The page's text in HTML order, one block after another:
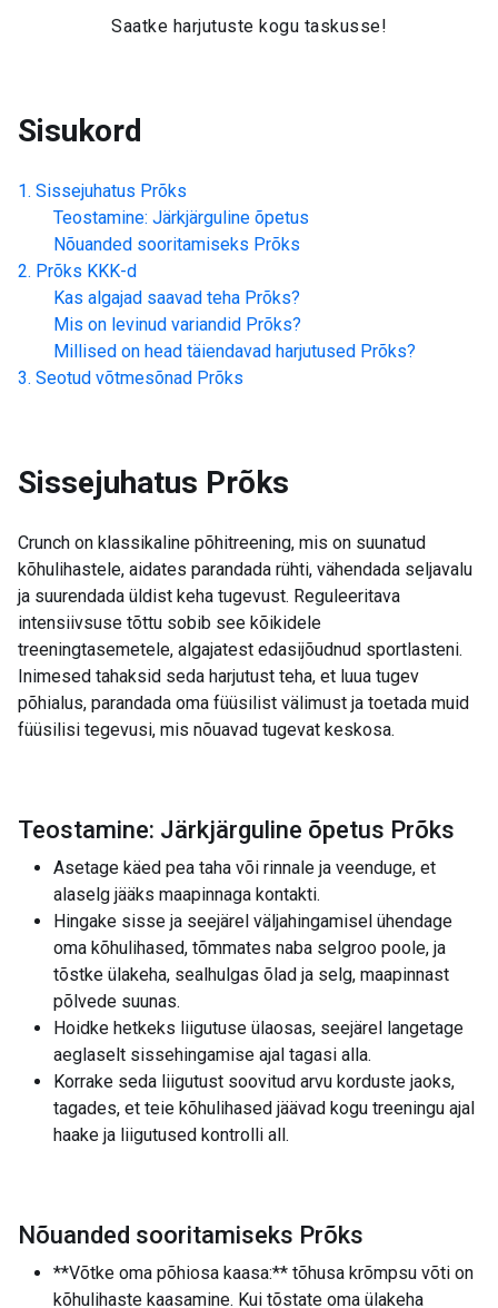
Saatke harjutuste kogu taskusse!
Sisukord
Sissejuhatus Prõks
Teostamine: Järkjärguline õpetus
Nõuanded sooritamiseks Prõks
Prõks KKK-d
Kas algajad saavad teha Prõks?
Mis on levinud variandid Prõks?
Millised on head täiendavad harjutused Prõks?
Seotud võtmesõnad Prõks
Sissejuhatus Prõks
Crunch on klassikaline põhitreening, mis on suunatud
kõhulihastele, aidates parandada rühti, vähendada seljavalu
ja suurendada üldist keha tugevust. Reguleeritava
intensiivsuse tõttu sobib see kõikidele
treeningtasemetele, algajatest edasijõudnud sportlasteni.
Inimesed tahaksid seda harjutust teha, et luua tugev
põhialus, parandada oma füüsilist välimust ja toetada muid
füüsilisi tegevusi, mis nõuavad tugevat keskosa.
Teostamine: Järkjärguline õpetus Prõks
Asetage käed pea taha või rinnale ja veenduge, et
alaselg jääks maapinnaga kontakti.
Hingake sisse ja seejärel väljahingamisel ühendage
oma kõhulihased, tõmmates naba selgroo poole, ja
tõstke ülakeha, sealhulgas õlad ja selg, maapinnast
põlvede suunas.
Hoidke hetkeks liigutuse ülaosas, seejärel langetage
aeglaselt sissehingamise ajal tagasi alla.
Korrake seda liigutust soovitud arvu korduste jaoks,
tagades, et teie kõhulihased jäävad kogu treeningu ajal
haake ja liigutused kontrolli all.
Nõuanded sooritamiseks Prõks
**Võtke oma põhiosa kaasa:** tõhusa krõmpsu võti on
kõhulihaste kaasamine. Kui tõstate oma ülakeha